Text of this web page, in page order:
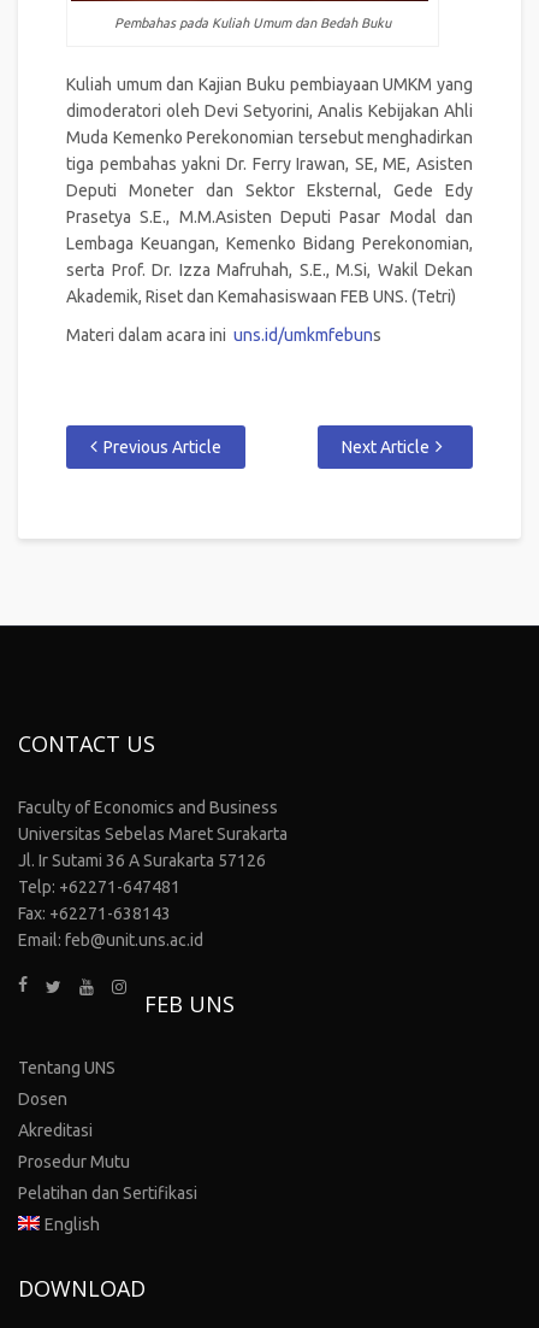
Pembahas pada Kuliah Umum dan Bedah Buku
Kuliah umum dan Kajian Buku pembiayaan UMKM yang
dimoderatori oleh Devi Setyorini, Analis Kebijakan Ahli
Muda Kemenko Perekonomian tersebut menghadirkan
tiga pembahas yakni Dr. Ferry Irawan, SE, ME, Asisten
Deputi Moneter dan Sektor Eksternal, Gede Edy
Prasetya S.E., M.M.Asisten Deputi Pasar Modal dan
Lembaga Keuangan, Kemenko Bidang Perekonomian,
serta Prof. Dr. Izza Mafruhah, S.E., M.Si, Wakil Dekan
Akademik, Riset dan Kemahasiswaan FEB UNS. (Tetri)
Materi dalam acara ini uns.id/umkmfebuns
Previous Article Next Article
CONTACT US
Faculty of Economics and Business
Universitas Sebelas Maret Surakarta
Jl. Ir Sutami 36 A Surakarta 57126
Telp: +62271-647481
Fax: +62271-638143
Email: feb@unit.uns.ac.id
FEB UNS
Tentang UNS
Dosen
Akreditasi
Prosedur Mutu
Pelatihan dan Sertifikasi
English
DOWNLOAD